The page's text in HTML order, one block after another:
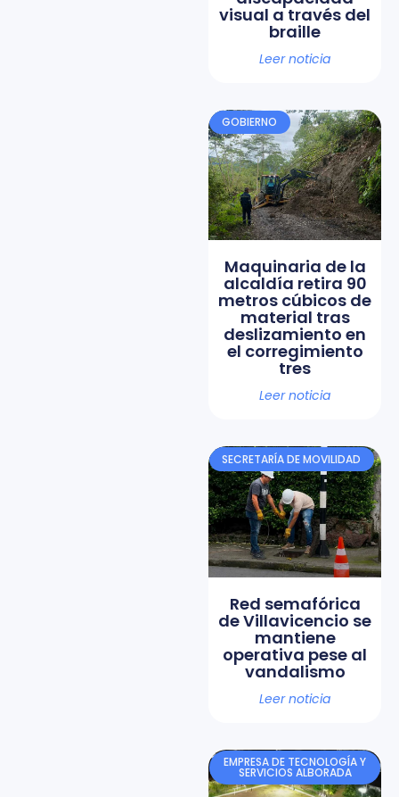
visual a través del
braille
Leer noticia
GOBIERNO
Maquinaria de la
alcaldía retira 90
metros cúbicos de
material tras
deslizamiento en
el corregimiento
tres
Leer noticia
SECRETARÍA DE MOVILIDAD
Red semafórica
de Villavicencio se
mantiene
operativa pese al
vandalismo
Leer noticia
EMPRESA DE TECNOLOGÍA Y
SERVICIOS ALBORADA